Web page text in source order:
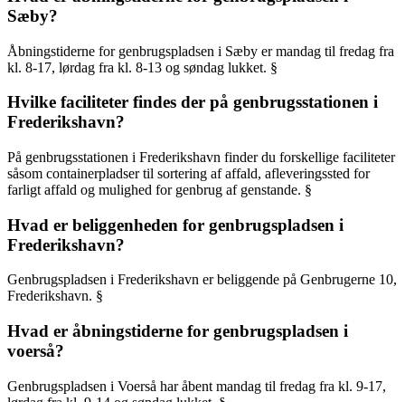
Sæby?
Åbningstiderne for genbrugspladsen i Sæby er mandag til fredag fra
kl. 8-17, lørdag fra kl. 8-13 og søndag lukket. §
Hvilke faciliteter findes der på genbrugsstationen i
Frederikshavn?
På genbrugsstationen i Frederikshavn finder du forskellige faciliteter
såsom containerpladser til sortering af affald, afleveringssted for
farligt affald og mulighed for genbrug af genstande. §
Hvad er beliggenheden for genbrugspladsen i
Frederikshavn?
Genbrugspladsen i Frederikshavn er beliggende på Genbrugerne 10,
Frederikshavn. §
Hvad er åbningstiderne for genbrugspladsen i
voerså?
Genbrugspladsen i Voerså har åbent mandag til fredag fra kl. 9-17,